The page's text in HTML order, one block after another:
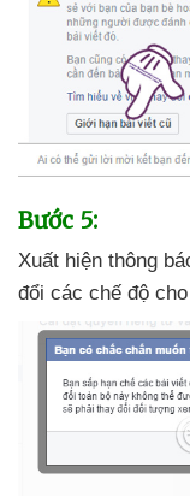
Bước 5:
Xuất hiện thông
đổi các chế độ